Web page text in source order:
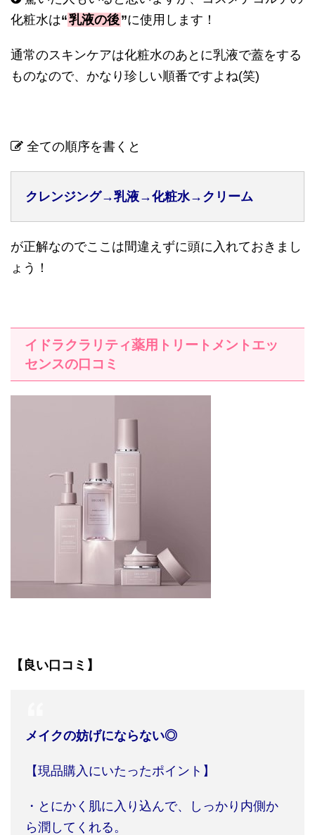
化粧水は“乳液の後”に使用します！
通常のスキンケアは化粧水のあとに乳液で蓋をする
ものなので、かなり珍しい順番ですよね(笑)
全ての順序を書くと
クレンジング→乳液→化粧水→ クリーム
が正解なのでここは間違えずに頭に入れておきまし
ょう！
イドラクラリティ薬用トリートメントエッ
センスの口コミ
【良い口コミ】
メイクの妨げにならない◎
【現品購入にいたったポイント】
・とにかく肌に入り込んで、しっかり内側か
ら潤してくれる。